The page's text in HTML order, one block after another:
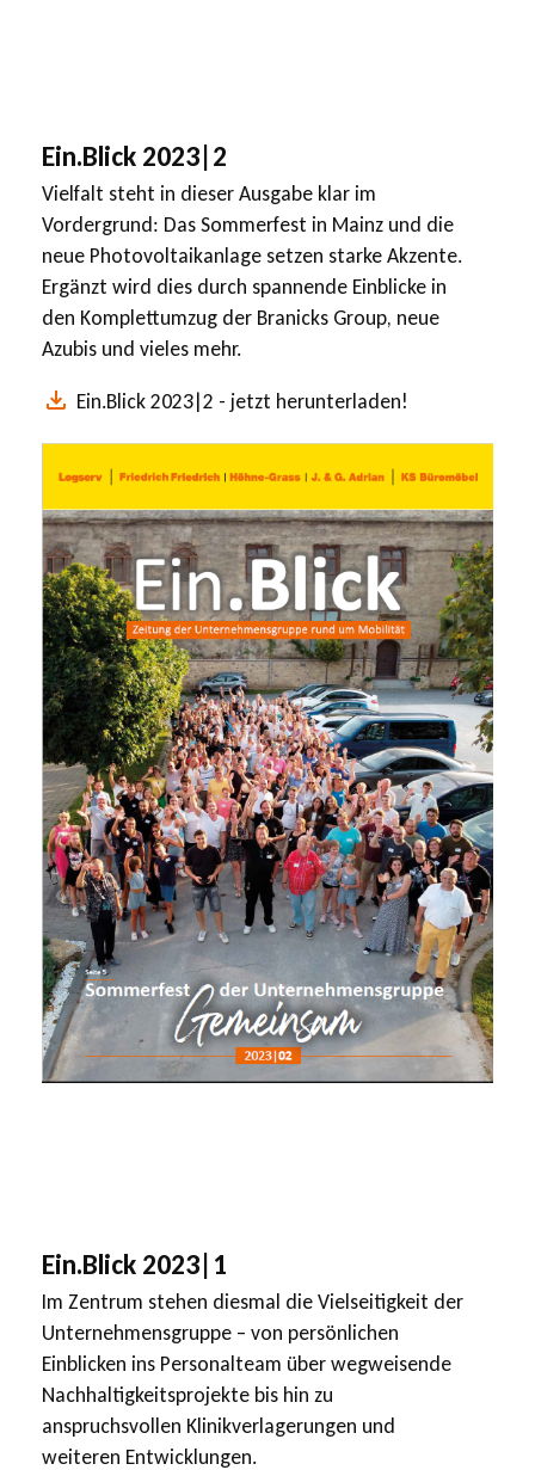
Ein.Blick 2023|2
Vielfalt steht in dieser Ausgabe klar im
Vordergrund: Das Sommerfest in Mainz und die
neue Photovoltaikanlage setzen starke Akzente.
Ergänzt wird dies durch spannende Einblicke in
den Komplettumzug der Branicks Group, neue
Azubis und vieles mehr.
Ein.Blick 2023|2 - jetzt herunterladen!
Ein.Blick 2023|1
Im Zentrum stehen diesmal die Vielseitigkeit der
Unternehmensgruppe – von persönlichen
Einblicken ins Personalteam über wegweisende
Nachhaltigkeitsprojekte bis hin zu
anspruchsvollen Klinikverlagerungen und
weiteren Entwicklungen.